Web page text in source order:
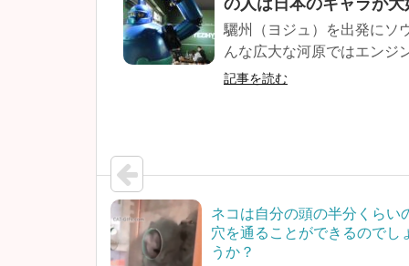
の人は日本のキャラが大
驪州（ヨジュ）を出発にソ
んな広大な河原ではエンジ
記事を読む
ネコは自分の頭の半分くらい
穴を通ることができるのでし
うか？